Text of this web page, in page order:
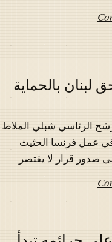
بالحماية
الرئاسي شبلي الملاط
عمل فرنسا الحثيث
صدور قرار لا يقتصر